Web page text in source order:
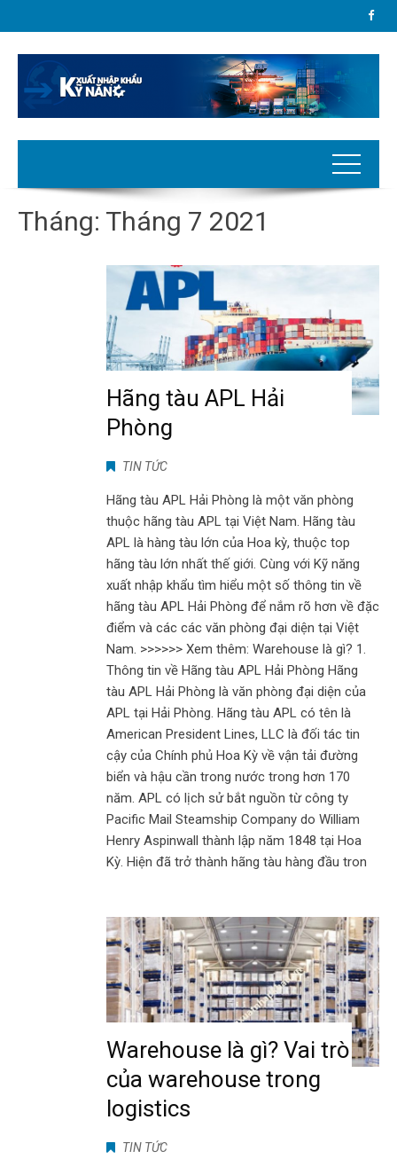
Tháng: Tháng 7 2021
Hãng tàu APL Hải
Phòng
TIN TỨC
Hãng tàu APL Hải Phòng là một văn phòng
thuộc hãng tàu APL tại Việt Nam. Hãng tàu
APL là hàng tàu lớn của Hoa kỳ, thuộc top
hãng tàu lớn nhất thế giới. Cùng với Kỹ năng
xuất nhập khẩu tìm hiểu một số thông tin về
hãng tàu APL Hải Phòng để nắm rõ hơn về đặc
điểm và các các văn phòng đại diện tại Việt
Nam. >>>>>> Xem thêm: Warehouse là gì? 1.
Thông tin về Hãng tàu APL Hải Phòng Hãng
tàu APL Hải Phòng là văn phòng đại diện của
APL tại Hải Phòng. Hãng tàu APL có tên là
American President Lines, LLC là đối tác tin
cậy của Chính phủ Hoa Kỳ về vận tải đường
biển và hậu cần trong nước trong hơn 170
năm. APL có lịch sử bắt nguồn từ công ty
Pacific Mail Steamship Company do William
Henry Aspinwall thành lập năm 1848 tại Hoa
Kỳ. Hiện đã trở thành hãng tàu hàng đầu tron
Warehouse là gì? Vai trò
của warehouse trong
logistics
TIN TỨC